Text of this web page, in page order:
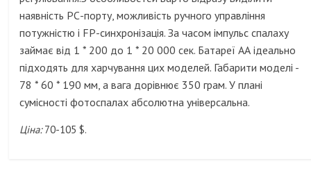
наявність РС-порту, можливість ручного управління
потужністю і FP-синхронізація. За часом імпульс спалаху
займає від 1 * 200 до 1 * 20 000 сек. Батареї АА ідеально
підходять для харчування цих моделей. Габарити моделі -
78 * 60 * 190 мм, а вага дорівнює 350 грам. У плані
сумісності фотоспалах абсолютна універсальна.
Ціна:70-105 $.